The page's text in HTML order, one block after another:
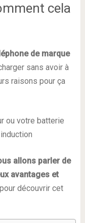
cela
de marque
sans avoir à
raisons pour ça
ou votre batterie
allons parler de
avantages et
découvrir cet